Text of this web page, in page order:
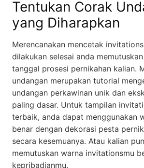
Tentukan Corak
yang Diharapkan
Merencanakan mencetak
dilakukan selesai anda
tanggal prosesi pernikahan kalian.
undangan merupakan tutorial
undangan perkawinan unik dan
paling dasar. Untuk tampilan
terbaik, anda dapat menggunakan
benar dengan dekorasi pesta
secara kesemuanya. Atau kalian
memutuskan warna invitationsmu
kepribadianmu.